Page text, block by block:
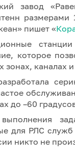
завод
размерами
пишет «
которое
каналах
до –60
для РЛС
никто не